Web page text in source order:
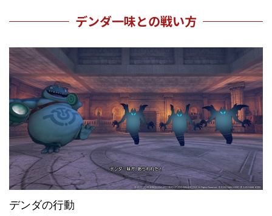
デンダ一味との戦い方
デンダの行動